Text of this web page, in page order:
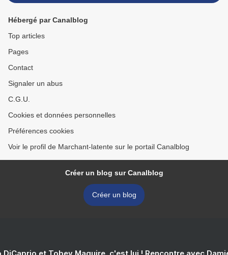
Hébergé par Canalblog
Top articles
Pages
Contact
Signaler un abus
C.G.U.
Cookies et données personnelles
Préférences cookies
Voir le profil de Marchant-latente sur le portail Canalblog
Créer un blog sur Canalblog
Créer un blog